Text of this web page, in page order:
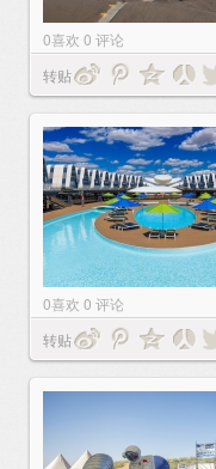
0喜欢 0 评论
转贴
0喜欢 0 评论
转贴